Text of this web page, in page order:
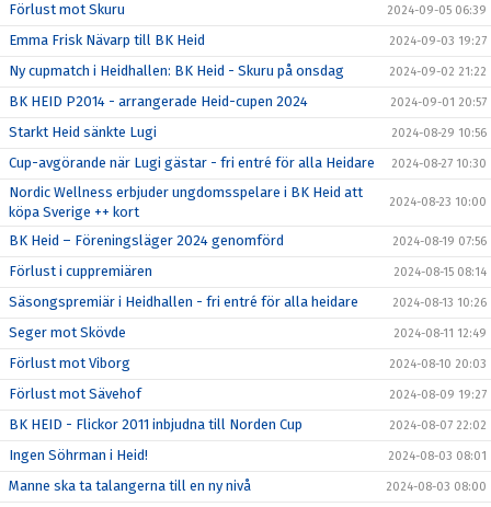
Förlust mot Skuru 2024-09-05 06:39
Emma Frisk Nävarp till BK Heid 2024-09-03 19:27
Ny cupmatch i Heidhallen: BK Heid - Skuru på onsdag 2024-09-02 21:22
BK HEID P2014 - arrangerade Heid-cupen 2024 2024-09-01 20:57
Starkt Heid sänkte Lugi 2024-08-29 10:56
Cup-avgörande när Lugi gästar - fri entré för alla Heidare 2024-08-27 10:30
Nordic Wellness erbjuder ungdomsspelare i BK Heid att
köpa Sverige ++ kort
2024-08-23 10:00
BK Heid – Föreningsläger 2024 genomförd 2024-08-19 07:56
Förlust i cuppremiären 2024-08-15 08:14
Säsongspremiär i Heidhallen - fri entré för alla heidare 2024-08-13 10:26
Seger mot Skövde 2024-08-11 12:49
Förlust mot Viborg 2024-08-10 20:03
Förlust mot Sävehof 2024-08-09 19:27
BK HEID - Flickor 2011 inbjudna till Norden Cup 2024-08-07 22:02
Ingen Söhrman i Heid! 2024-08-03 08:01
Manne ska ta talangerna till en ny nivå 2024-08-03 08:00